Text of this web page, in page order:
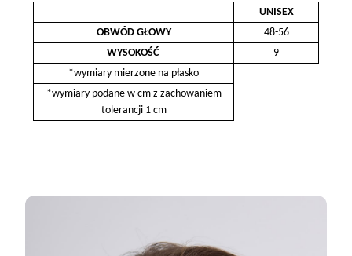
UNISEX
OBWÓD GŁOWY
48-56
WYSOKOŚĆ
9
*wymiary mierzone na płasko
*wymiary podane w cm z zachowaniem
tolerancji 1 cm